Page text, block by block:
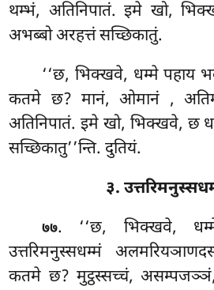
थम्भं, अतिनिपातं. इमे खो,
अभब्बो अरहत्तं सच्छिकातुं.
‘‘छ, भिक्खवे, धम्मे पहाय
कतमे छ? मानं, ओमानं ,
अतिनिपातं. इमे खो, भिक्खवे, छ
सच्छिकातु’’न्ति. दुतियं.
३.
७७. ‘‘छ, भिक्खवे,
उत्तरिमनुस्सधम्मं
कतमे छ? मुट्ठस्सच्चं, असम्पजञ्ञं,